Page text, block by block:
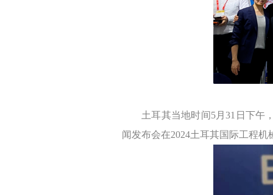
土耳其当地时间5月31日下午
闻发布会在2024土耳其国际工程